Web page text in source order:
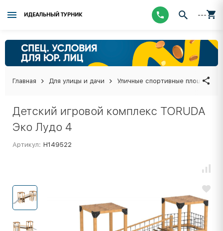
ИДЕАЛЬНЫЙ ТУРНИК ---
Главная Для улицы и дачи Уличные спортивные площадки
Детский игровой комплекс TORUDA
Эко Лудо 4
Артикул: Н149522